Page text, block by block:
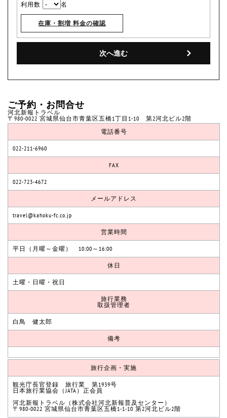
利用数 名
在庫・割増 料金の確認
ご予約・お問合せ
河北新報トラベル
〒980-0022 宮城県仙台市青葉区五橋1丁目1-10 第2河北ビル2階
電話番号
022-211-6960
FAX
022-723-4672
メールアドレス
travel@kahoku-fc.co.jp
営業時間
平日（月曜～金曜） 10:00～16:00
休日
土曜・日曜・祝日
旅行業務
取扱管理者
白鳥 健太郎
備考
旅行企画・実施
観光庁長官登録 旅行業 第1939号
日本旅行業協会（JATA）正会員
河北新報トラベル（株式会社河北新報普及センター）
〒980-0022 宮城県仙台市青葉区五橋1-1-10 第2河北ビル2階